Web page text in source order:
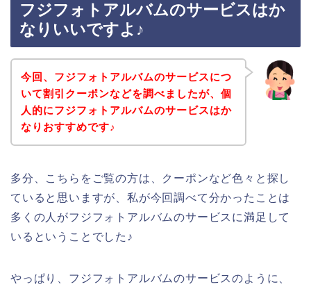
フジフォトアルバムのサービスはか
なりいいですよ♪
今回、フジフォトアルバムのサービスにつ
いて割引クーポンなどを調べましたが、個
人的にフジフォトアルバムのサービスはか
なりおすすめです♪
多分、こちらをご覧の方は、クーポンなど色々と探し
ていると思いますが、私が今回調べて分かったことは
多くの人がフジフォトアルバムのサービスに満足して
いるということでした♪
やっぱり、フジフォトアルバムのサービスのように、